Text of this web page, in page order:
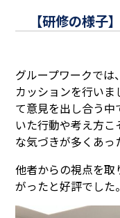
【研修の様子】
グループワークでは
カッションを行い
て意見を出し合う中
いた行動や考え方
な気づきが多くあっ
他者からの視点を取
がったと好評でした。